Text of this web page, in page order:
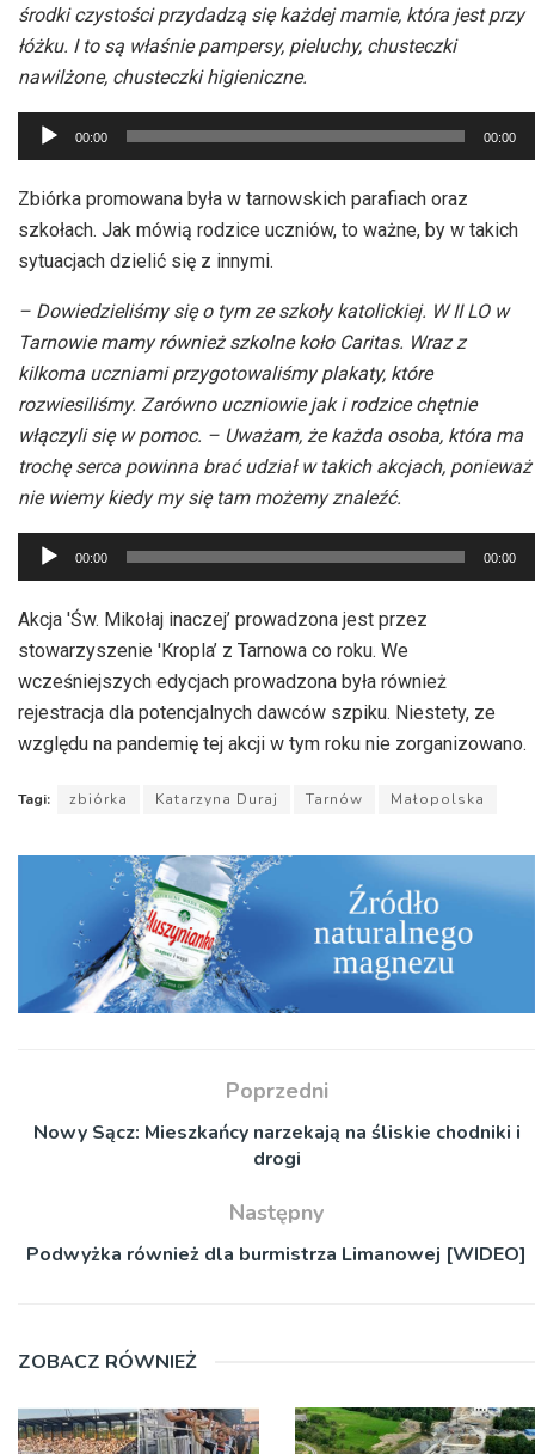
środki czystości przydadzą się każdej mamie, która jest przy
łóżku. I to są właśnie pampersy, pieluchy, chusteczki
nawilżone, chusteczki higieniczne.
Odtwarzacz
plików
dźwiękowych
00:00 00:00
Zbiórka promowana była w tarnowskich parafiach oraz
szkołach. Jak mówią rodzice uczniów, to ważne, by w takich
sytuacjach dzielić się z innymi.
– Dowiedzieliśmy się o tym ze szkoły katolickiej. W II LO w
Tarnowie mamy również szkolne koło Caritas. Wraz z
kilkoma uczniami przygotowaliśmy plakaty, które
rozwiesiliśmy. Zarówno uczniowie jak i rodzice chętnie
włączyli się w pomoc. – Uważam, że każda osoba, która ma
trochę serca powinna brać udział w takich akcjach, ponieważ
nie wiemy kiedy my się tam możemy znaleźć.
Odtwarzacz
plików
dźwiękowych
00:00 00:00
Akcja 'Św. Mikołaj inaczej’ prowadzona jest przez
stowarzyszenie 'Kropla’ z Tarnowa co roku. We
wcześniejszych edycjach prowadzona była również
rejestracja dla potencjalnych dawców szpiku. Niestety, ze
względu na pandemię tej akcji w tym roku nie zorganizowano.
Tagi: zbiórka Katarzyna Duraj Tarnów Małopolska
Poprzedni
Nowy Sącz: Mieszkańcy narzekają na śliskie chodniki i
drogi
Następny
Podwyżka również dla burmistrza Limanowej [WIDEO]
ZOBACZ RÓWNIEŻ